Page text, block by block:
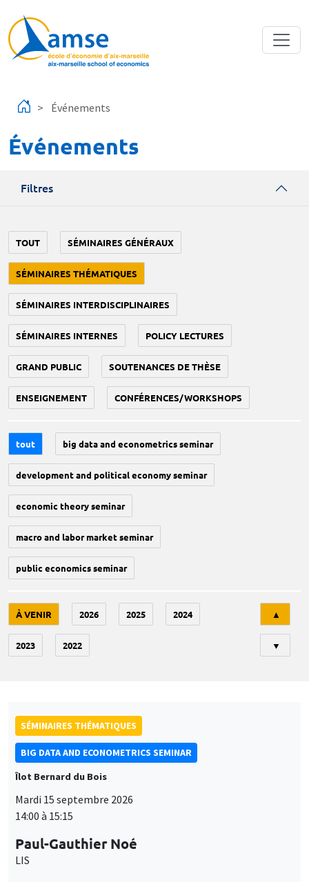
Événements
Événements
Filtres
TOUT SÉMINAIRES GÉNÉRAUX
SÉMINAIRES THÉMATIQUES
SÉMINAIRES INTERDISCIPLINAIRES
SÉMINAIRES INTERNES POLICY LECTURES
GRAND PUBLIC SOUTENANCES DE THÈSE
ENSEIGNEMENT CONFÉRENCES/WORKSHOPS
tout big data and econometrics seminar
development and political economy seminar
economic theory seminar
macro and labor market seminar
public economics seminar
À VENIR 2026 2025 2024
2023 2022
▲
▼
SÉMINAIRES THÉMATIQUES
BIG DATA AND ECONOMETRICS SEMINAR
Îlot Bernard du Bois
Mardi 15 septembre 2026
14:00 à 15:15
Paul-Gauthier Noé
LIS